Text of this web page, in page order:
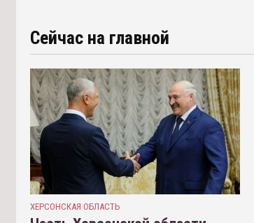
Сейчас на главной
ХЕРСОНСКАЯ ОБЛАСТЬ